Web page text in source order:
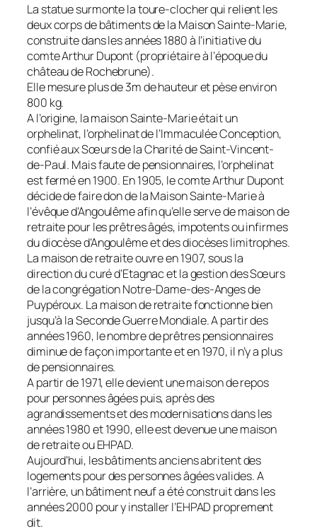
La statue surmonte la toure-clocher qui relient les
deux corps de bâtiments de la Maison Sainte-Marie,
construite dans les années 1880 à l’initiative du
comte Arthur Dupont (propriétaire à l’époque du
château de Rochebrune).
Elle mesure plus de 3m de hauteur et pèse environ
800 kg.
A l’origine, la maison Sainte-Marie était un
orphelinat, l’orphelinat de l’Immaculée Conception,
confié aux Sœurs de la Charité de Saint-Vincent-
de-Paul. Mais faute de pensionnaires, l’orphelinat
est fermé en 1900. En 1905, le comte Arthur Dupont
décide de faire don de la Maison Sainte-Marie à
l’évêque d’Angoulême afin qu’elle serve de maison de
retraite pour les prêtres âgés, impotents ou infirmes
du diocèse d’Angoulême et des diocèses limitrophes.
La maison de retraite ouvre en 1907, sous la
direction du curé d’Etagnac et la gestion des Sœurs
de la congrégation Notre-Dame-des-Anges de
Puypéroux. La maison de retraite fonctionne bien
jusqu’à la Seconde Guerre Mondiale. A partir des
années 1960, le nombre de prêtres pensionnaires
diminue de façon importante et en 1970, il n’y a plus
de pensionnaires.
A partir de 1971, elle devient une maison de repos
pour personnes âgées puis, après des
agrandissements et des modernisations dans les
années 1980 et 1990, elle est devenue une maison
de retraite ou EHPAD.
Aujourd’hui, les bâtiments anciens abritent des
logements pour des personnes âgées valides. A
l’arrière, un bâtiment neuf a été construit dans les
années 2000 pour y installer l’EHPAD proprement
dit.